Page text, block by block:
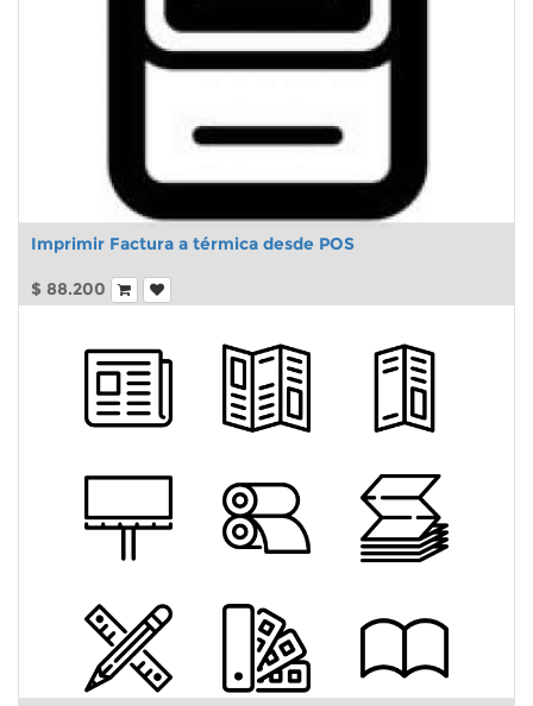
Imprimir Factura a térmica desde POS
$ 88.200